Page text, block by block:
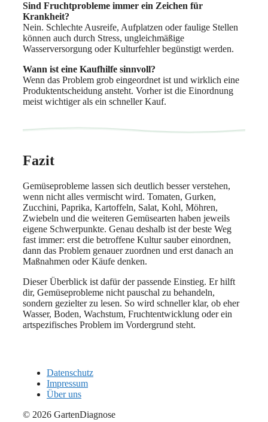
Sind Fruchtprobleme immer ein Zeichen für
Krankheit?
Nein. Schlechte Ausreife, Aufplatzen oder faulige Stellen
können auch durch Stress, ungleichmäßige
Wasserversorgung oder Kulturfehler begünstigt werden.
Wann ist eine Kaufhilfe sinnvoll?
Wenn das Problem grob eingeordnet ist und wirklich eine
Produktentscheidung ansteht. Vorher ist die Einordnung
meist wichtiger als ein schneller Kauf.
Fazit
Gemüseprobleme lassen sich deutlich besser verstehen,
wenn nicht alles vermischt wird. Tomaten, Gurken,
Zucchini, Paprika, Kartoffeln, Salat, Kohl, Möhren,
Zwiebeln und die weiteren Gemüsearten haben jeweils
eigene Schwerpunkte. Genau deshalb ist der beste Weg
fast immer: erst die betroffene Kultur sauber einordnen,
dann das Problem genauer zuordnen und erst danach an
Maßnahmen oder Käufe denken.
Dieser Überblick ist dafür der passende Einstieg. Er hilft
dir, Gemüseprobleme nicht pauschal zu behandeln,
sondern gezielter zu lesen. So wird schneller klar, ob eher
Wasser, Boden, Wachstum, Fruchtentwicklung oder ein
artspezifisches Problem im Vordergrund steht.
Datenschutz
Impressum
Über uns
© 2026 GartenDiagnose